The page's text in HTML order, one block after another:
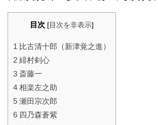
目次 [ 目次を非表示]
1 比古清十郎（新津覚之進）
2 緋村剣心
3 斎藤一
4 相楽左之助
5 瀬田宗次郎
6 四乃森蒼紫